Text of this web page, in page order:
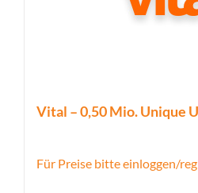
Vital – 0,50 Mio. Unique
Für Preise bitte einloggen/